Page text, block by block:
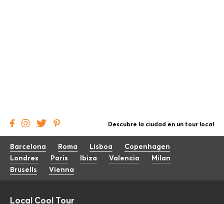
Descubre la ciudad en un tour local
Barcelona Roma Lisboa
Copenhagen
Londres
Paris Ibiza Valencia
Milan
Brusells
Vienna
Local Cool Tour